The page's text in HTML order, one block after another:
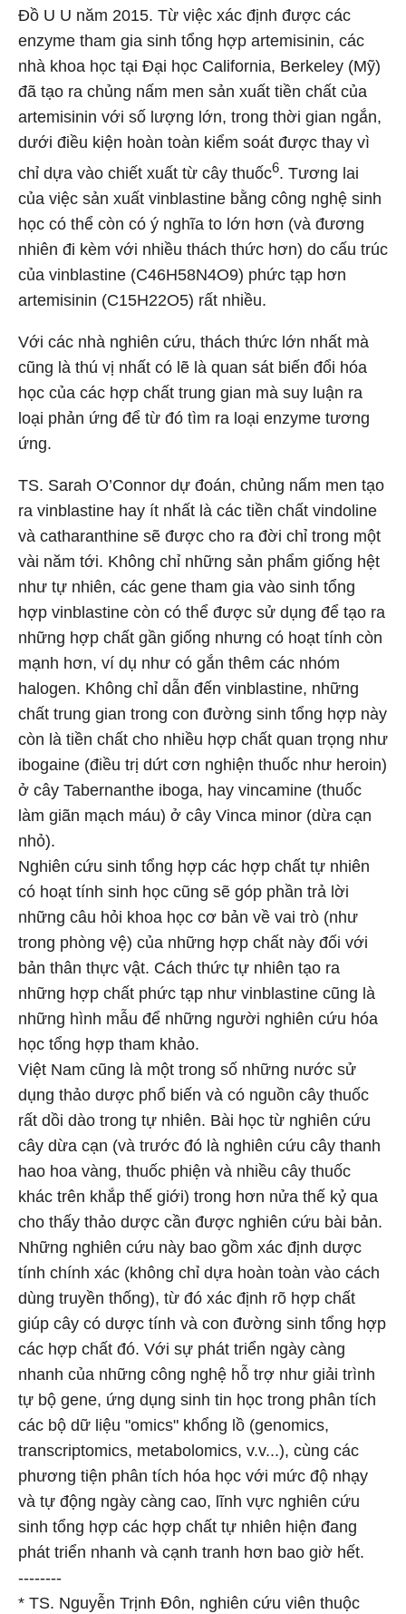
Đồ U U năm 2015. Từ việc xác định được các
enzyme tham gia sinh tổng hợp artemisinin, các
nhà khoa học tại Đại học California, Berkeley (Mỹ)
đã tạo ra chủng nấm men sản xuất tiền chất của
artemisinin với số lượng lớn, trong thời gian ngắn,
dưới điều kiện hoàn toàn kiểm soát được thay vì
chỉ dựa vào chiết xuất từ cây thuốc6. Tương lai
của việc sản xuất vinblastine bằng công nghệ sinh
học có thể còn có ý nghĩa to lớn hơn (và đương
nhiên đi kèm với nhiều thách thức hơn) do cấu trúc
của vinblastine (C46H58N4O9) phức tạp hơn
artemisinin (C15H22O5) rất nhiều.
Với các nhà nghiên cứu, thách thức lớn nhất mà
cũng là thú vị nhất có lẽ là quan sát biến đổi hóa
học của các hợp chất trung gian mà suy luận ra
loại phản ứng để từ đó tìm ra loại enzyme tương
ứng.
TS. Sarah O’Connor dự đoán, chủng nấm men tạo
ra vinblastine hay ít nhất là các tiền chất vindoline
và catharanthine sẽ được cho ra đời chỉ trong một
vài năm tới. Không chỉ những sản phẩm giống hệt
như tự nhiên, các gene tham gia vào sinh tổng
hợp vinblastine còn có thể được sử dụng để tạo ra
những hợp chất gần giống nhưng có hoạt tính còn
mạnh hơn, ví dụ như có gắn thêm các nhóm
halogen. Không chỉ dẫn đến vinblastine, những
chất trung gian trong con đường sinh tổng hợp này
còn là tiền chất cho nhiều hợp chất quan trọng như
ibogaine (điều trị dứt cơn nghiện thuốc như heroin)
ở cây Tabernanthe iboga, hay vincamine (thuốc
làm giãn mạch máu) ở cây Vinca minor (dừa cạn
nhỏ).
Nghiên cứu sinh tổng hợp các hợp chất tự nhiên
có hoạt tính sinh học cũng sẽ góp phần trả lời
những câu hỏi khoa học cơ bản về vai trò (như
trong phòng vệ) của những hợp chất này đối với
bản thân thực vật. Cách thức tự nhiên tạo ra
những hợp chất phức tạp như vinblastine cũng là
những hình mẫu để những người nghiên cứu hóa
học tổng hợp tham khảo.
Việt Nam cũng là một trong số những nước sử
dụng thảo dược phổ biến và có nguồn cây thuốc
rất dồi dào trong tự nhiên. Bài học từ nghiên cứu
cây dừa cạn (và trước đó là nghiên cứu cây thanh
hao hoa vàng, thuốc phiện và nhiều cây thuốc
khác trên khắp thế giới) trong hơn nửa thế kỷ qua
cho thấy thảo dược cần được nghiên cứu bài bản.
Những nghiên cứu này bao gồm xác định dược
tính chính xác (không chỉ dựa hoàn toàn vào cách
dùng truyền thống), từ đó xác định rõ hợp chất
giúp cây có dược tính và con đường sinh tổng hợp
các hợp chất đó. Với sự phát triển ngày càng
nhanh của những công nghệ hỗ trợ như giải trình
tự bộ gene, ứng dụng sinh tin học trong phân tích
các bộ dữ liệu "omics" khổng lồ (genomics,
transcriptomics, metabolomics, v.v...), cùng các
phương tiện phân tích hóa học với mức độ nhạy
và tự động ngày càng cao, lĩnh vực nghiên cứu
sinh tổng hợp các hợp chất tự nhiên hiện đang
phát triển nhanh và cạnh tranh hơn bao giờ hết.
--------
* TS. Nguyễn Trịnh Đôn, nghiên cứu viên thuộc